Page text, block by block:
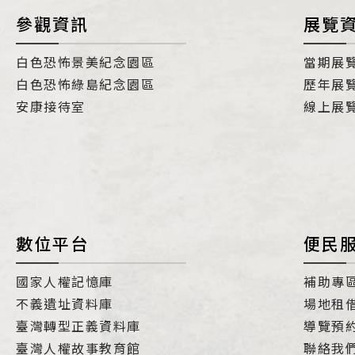
參觀資訊
白色恐怖景美紀念園區
白色恐怖綠島紀念園區
安康接待室
展覽
當期展
歷年展
線上展
數位平台
國家人權記憶庫
不義遺址資料庫
臺灣轉型正義資料庫
臺灣人權故事教育館
便民
補助專
場地租
導覽預
聯絡我